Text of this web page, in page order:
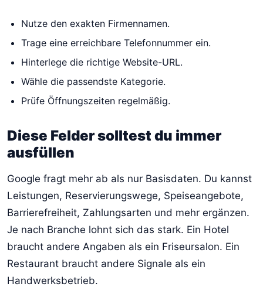
Nutze den exakten Firmennamen.
Trage eine erreichbare Telefonnummer ein.
Hinterlege die richtige Website-URL.
Wähle die passendste Kategorie.
Prüfe Öffnungszeiten regelmäßig.
Diese Felder solltest du immer
ausfüllen
Google fragt mehr ab als nur Basisdaten. Du kannst
Leistungen, Reservierungswege, Speiseangebote,
Barrierefreiheit, Zahlungsarten und mehr ergänzen.
Je nach Branche lohnt sich das stark. Ein Hotel
braucht andere Angaben als ein Friseursalon. Ein
Restaurant braucht andere Signale als ein
Handwerksbetrieb.